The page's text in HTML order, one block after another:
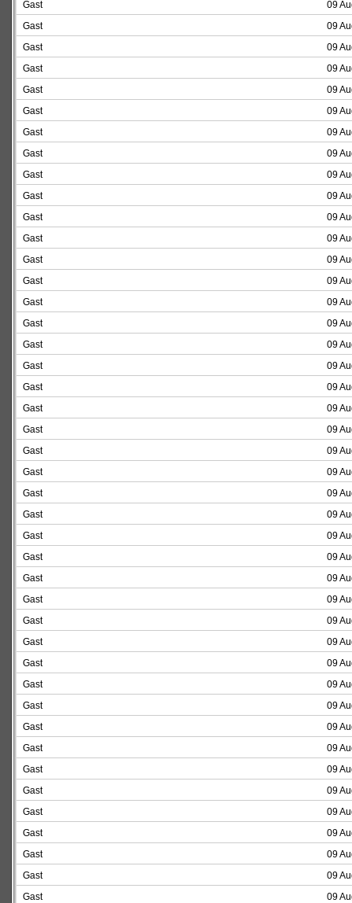
Gast
09
Gast
09
Gast
09
Gast
09
Gast
09
Gast
09
Gast
09
Gast
09
Gast
09
Gast
09
Gast
09
Gast
09
Gast
09
Gast
09
Gast
09
Gast
09
Gast
09
Gast
09
Gast
09
Gast
09
Gast
09
Gast
09
Gast
09
Gast
09
Gast
09
Gast
09
Gast
09
Gast
09
Gast
09
Gast
09
Gast
09
Gast
09
Gast
09
Gast
09
Gast
09
Gast
09
Gast
09
Gast
09
Gast
09
Gast
09
Gast
09
Gast
09
Gast
09